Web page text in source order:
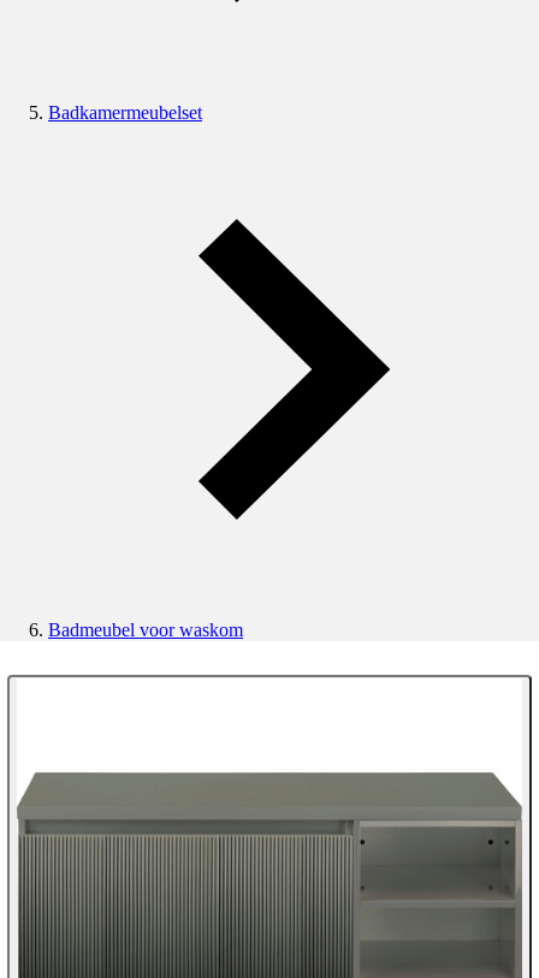
Badkamermeubelset
Badmeubel voor waskom